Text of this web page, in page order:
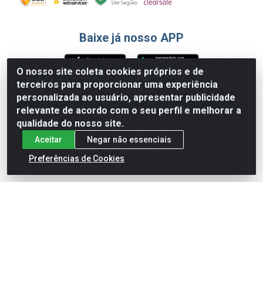
O nosso site coleta cookies próprios e de
terceiros para proporcionar uma experiência
personalizada ao usuário, apresentar publicidade
relevante de acordo com o seu perfil e melhorar a
qualidade do nosso site.
Aceitar
Negar não essenciais
Preferências de Cookies
Baixe já nosso APP
Formas de Pagamento